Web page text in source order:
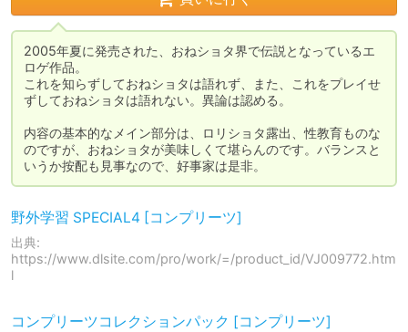
2005年夏に発売された、おねショタ界で伝説となっているエ
ロゲ作品。
これを知らずしておねショタは語れず、また、これをプレイせ
ずしておねショタは語れない。異論は認める。
内容の基本的なメイン部分は、ロリショタ露出、性教育ものな
のですが、おねショタが美味しくて堪らんのです。バランスと
いうか按配も見事なので、好事家は是非。
野外学習 SPECIAL4 [コンプリーツ]
出典:
https://www.dlsite.com/pro/work/=/product_id/VJ009772.htm
l
コンプリーツコレクションパック [コンプリーツ]